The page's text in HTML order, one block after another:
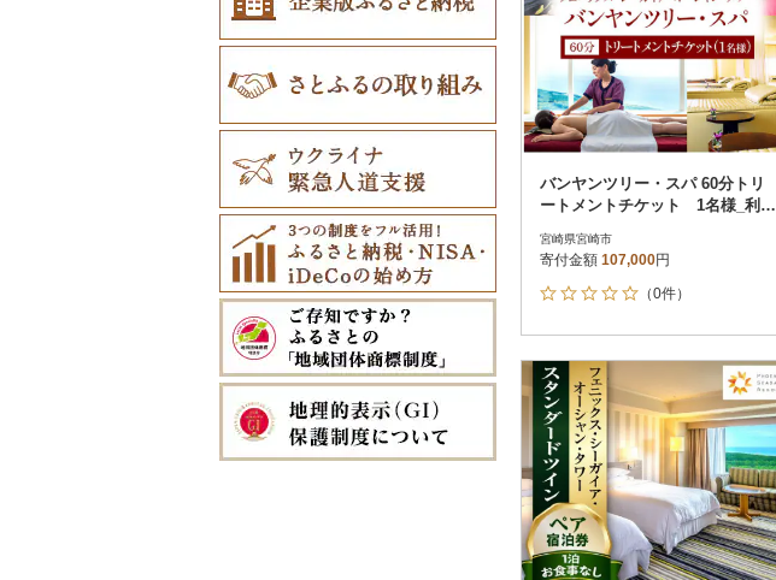
バンヤンツリー・スパ 60分トリ
ートメントチケット 1名様_利用
宮崎県宮崎市
寄付金額 107,000円
（0件）